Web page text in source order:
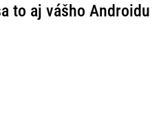
to aj vášho Androidu